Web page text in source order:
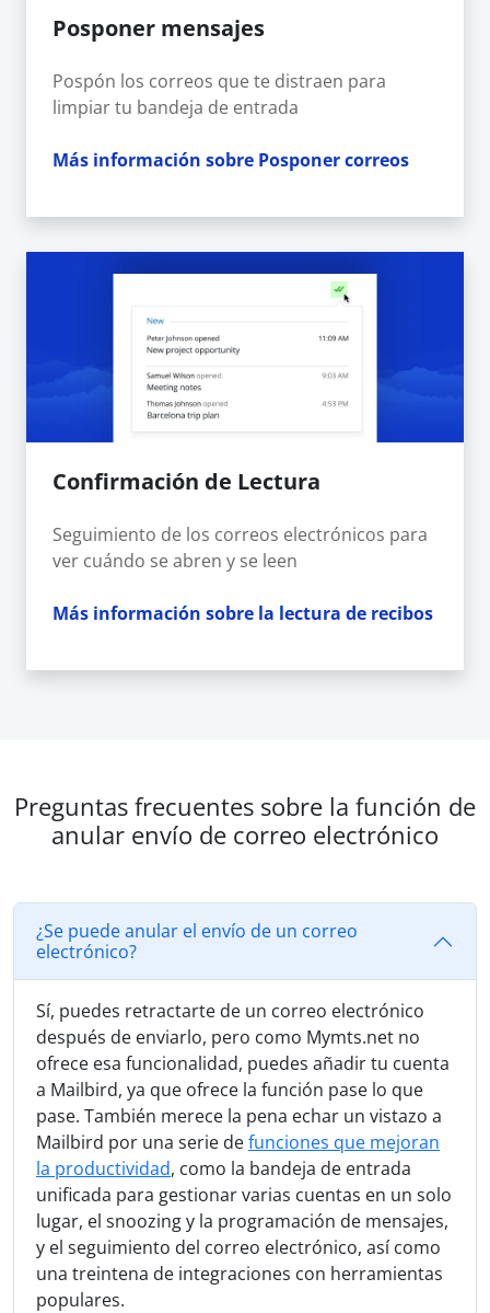
Posponer mensajes
Pospón los correos que te distraen para
limpiar tu bandeja de entrada
Más información sobre Posponer correos
Confirmación de Lectura
Seguimiento de los correos electrónicos para
ver cuándo se abren y se leen
Más información sobre la lectura de recibos
Preguntas frecuentes sobre la función de
anular envío de correo electrónico
¿Se puede anular el envío de un correo
electrónico?
Sí, puedes retractarte de un correo electrónico
después de enviarlo, pero como Mymts.net no
ofrece esa funcionalidad, puedes añadir tu cuenta
a Mailbird, ya que ofrece la función pase lo que
pase. También merece la pena echar un vistazo a
Mailbird por una serie defunciones que mejoran
la productividad, como la bandeja de entrada
unificada para gestionar varias cuentas en un solo
lugar, el snoozing y la programación de mensajes,
y el seguimiento del correo electrónico, así como
una treintena de integraciones con herramientas
populares.